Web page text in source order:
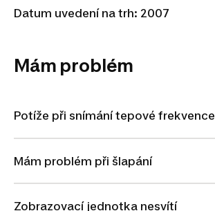
Datum uvedení na trh: 2007
Mám problém
Potíže při snímání tepové frekvence
Mám problém při šlapání
Zobrazovací jednotka nesvítí